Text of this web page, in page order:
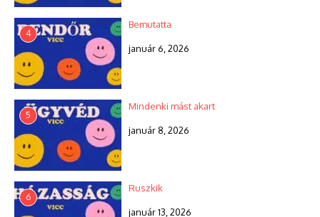
4
Bemutatta
január 6, 2026
5
Mindenki mást akart
január 8, 2026
6
Ruszkik
január 13, 2026